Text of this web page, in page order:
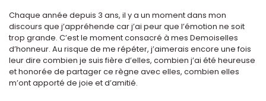
Chaque année depuis 3 ans, il y a un moment dans mon
discours que j’appréhende car j’ai peur que l’émotion ne soit
trop grande. C’est le moment consacré à mes Demoiselles
d’honneur. Au risque de me répéter, j’aimerais encore une fois
leur dire combien je suis fière d’elles, combien j’ai été heureuse
et honorée de partager ce règne avec elles, combien elles
m’ont apporté de joie et d’amitié.